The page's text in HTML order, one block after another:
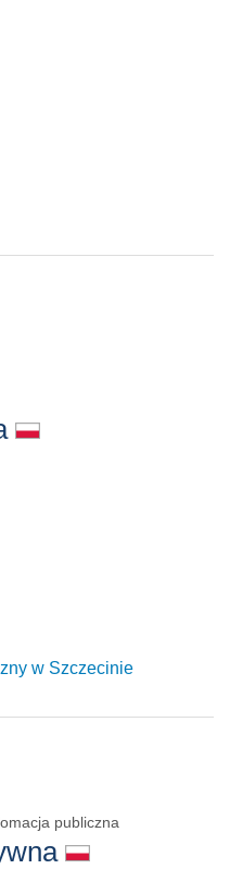
w Szczecinie
publiczna